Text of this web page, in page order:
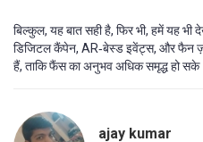
बिल्कुल, यह बात सही है, फिर भी, हमें यह भी
डिजिटल कैंपेन, AR‑बेस्ड इवेंट्स, और फैन
हैं, ताकि फैंस का अनुभव अधिक समृद्ध हो
ajay kumar